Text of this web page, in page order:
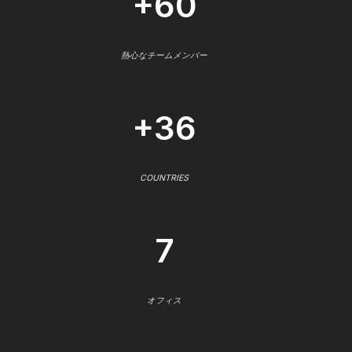
熱心なチームメンバー
+36
COUNTRIES
7
オフィス